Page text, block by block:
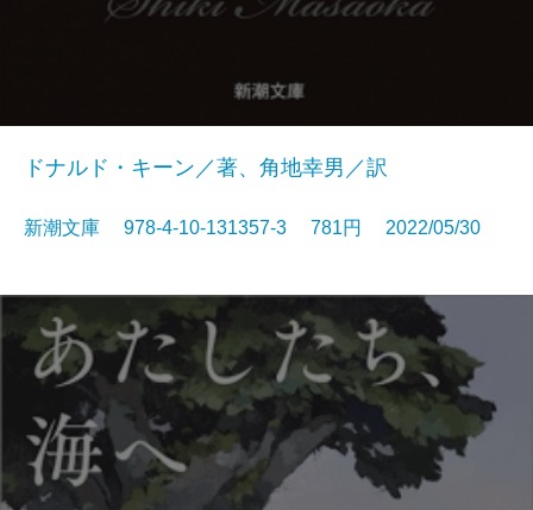
ドナルド・キーン／著、角地幸男／訳
新潮文庫 978-4-10-131357-3 781円 2022/05/30